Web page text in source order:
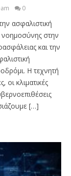
0
ασφαλιστική
νοημοσύνης στην
και την
Η τεχνητή
οι κλιματικές
[…]